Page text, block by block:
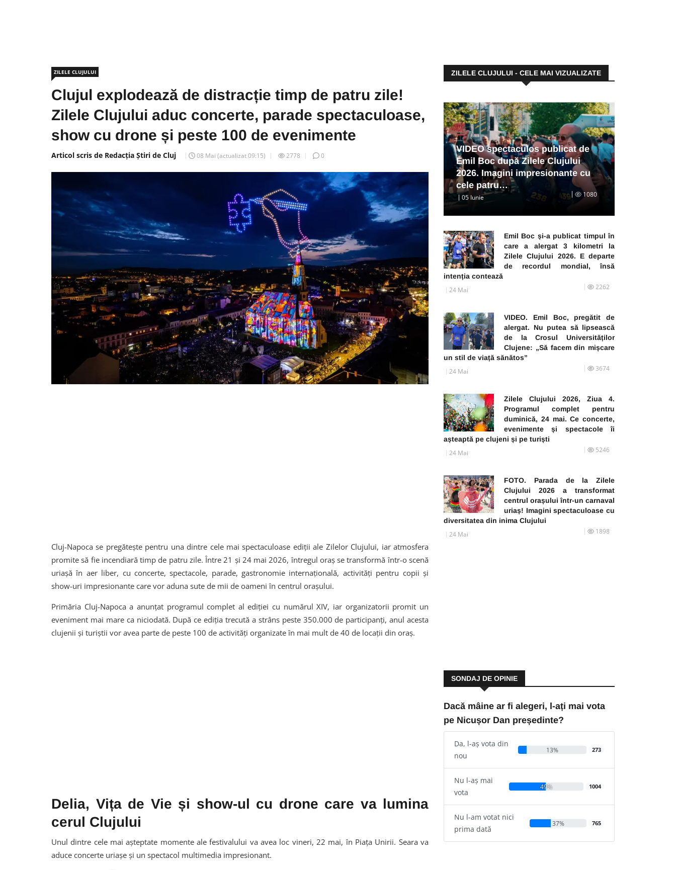
ZILELE CLUJULUI
Clujul explodează de distracție timp de patru zile!
Zilele Clujului aduc concerte, parade spectaculoase,
show cu drone și peste 100 de evenimente
Articol scris de Redacția Știri de Cluj 08 Mai (actualizat09:15) 2778 0
Cluj-Napoca se pregătește pentru una dintre cele mai spectaculoase ediții ale Zilelor Clujului, iar atmosfera
promite să fie incendiară timp de patru zile. Între 21 și 24 mai 2026, întregul oraș se transformă într-o scenă
uriașă în aer liber, cu concerte, spectacole, parade, gastronomie internațională, activități pentru copii și
show-uri impresionante care vor aduna sute de mii de oameni în centrul orașului.
Primăria Cluj-Napoca a anunțat programul complet al ediției cu numărul XIV, iar organizatorii promit un
eveniment mai mare ca niciodată. După ce ediția trecută a strâns peste 350.000 de participanți, anul acesta
clujenii și turiștii vor avea parte de peste 100 de activități organizate în mai mult de 40 de locații din oraș.
Delia, Vița de Vie și show-ul cu drone care va lumina
cerul Clujului
Unul dintre cele mai așteptate momente ale festivalului va avea loc vineri, 22 mai, în Piața Unirii. Seara va
aduce concerte uriașe și un spectacol multimedia impresionant.
ZILELE CLUJULUI - CELE MAI VIZUALIZATE
VIDEO spectaculos publicat de
Emil Boc după Zilele Clujului
2026. Imagini impresionante cu
cele patru…
05 Iunie 1080
Emil Boc și-a publicat timpul în
care a alergat 3 kilometri la
Zilele Clujului 2026. E departe
de recordul mondial, însă
intenția contează
24 Mai 2262
VIDEO. Emil Boc, pregătit de
alergat. Nu putea să lipsească
de la Crosul Universităților
Clujene: „Să facem din mișcare
un stil de viață sănătos”
24 Mai 3674
Zilele Clujului 2026, Ziua 4.
Programul complet pentru
duminică, 24 mai. Ce concerte,
evenimente și spectacole îi
așteaptă pe clujeni și pe turiști
24 Mai 5246
FOTO. Parada de la Zilele
Clujului 2026 a transformat
centrul orașului într-un carnaval
uriaș! Imagini spectaculoase cu
diversitatea din inima Clujului
24 Mai 1898
SONDAJ DE OPINIE
Dacă mâine ar fi alegeri, l-ați mai vota
pe Nicușor Dan președinte?
Da, l-aș vota din
nou
13% 273
Nu l-aș mai
vota
49% 1004
Nu l-am votat nici
prima dată
37% 765